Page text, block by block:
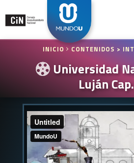
INICIO CONTENIDOS >
Universidad
Luján